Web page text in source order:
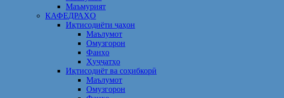
Маъмурият
КАФЕДРАҲО
Иқтисодиёти ҷаҳон
Маълумот
Омузгорон
Фанҳо
Ҳуҷҷатҳо
Иқтисодиёт ва соҳибкорӣ
Маълумот
Омузгорон